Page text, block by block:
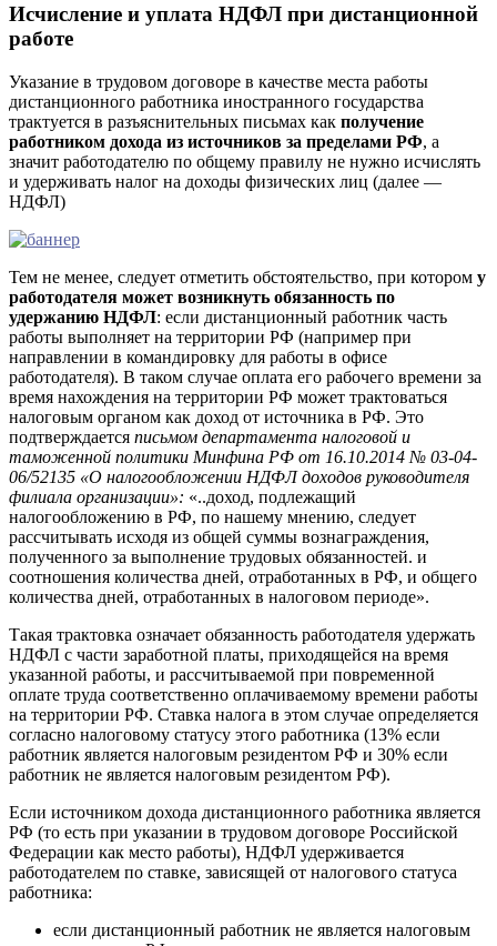
Исчисление и уплата НДФЛ при дистанционной
работе
Указание в трудовом договоре в качестве места работы
дистанционного работника иностранного государства
трактуется в разъяснительных письмах как получение
работником дохода из источников за пределами РФ, а
значит работодателю по общему правилу не нужно исчислять
и удерживать налог на доходы физических лиц (далее —
НДФЛ)
Тем не менее, следует отметить обстоятельство, при котором у
работодателя может возникнуть обязанность по
удержанию НДФЛ: если дистанционный работник часть
работы выполняет на территории РФ (например при
направлении в командировку для работы в офисе
работодателя). В таком случае оплата его рабочего времени за
время нахождения на территории РФ может трактоваться
налоговым органом как доход от источника в РФ. Это
подтверждается письмом департамента налоговой и
таможенной политики Минфина РФ от 16.10.2014 № 03-04-
06/52135 «О налогообложении НДФЛ доходов руководителя
филиала организации»: «..доход, подлежащий
налогообложению в РФ, по нашему мнению, следует
рассчитывать исходя из общей суммы вознаграждения,
полученного за выполнение трудовых обязанностей. и
соотношения количества дней, отработанных в РФ, и общего
количества дней, отработанных в налоговом периоде».
Такая трактовка означает обязанность работодателя удержать
НДФЛ с части заработной платы, приходящейся на время
указанной работы, и рассчитываемой при повременной
оплате труда соответственно оплачиваемому времени работы
на территории РФ. Ставка налога в этом случае определяется
согласно налоговому статусу этого работника (13% если
работник является налоговым резидентом РФ и 30% если
работник не является налоговым резидентом РФ).
Если источником дохода дистанционного работника является
РФ (то есть при указании в трудовом договоре Российской
Федерации как место работы), НДФЛ удерживается
работодателем по ставке, зависящей от налогового статуса
работника:
если дистанционный работник не является налоговым